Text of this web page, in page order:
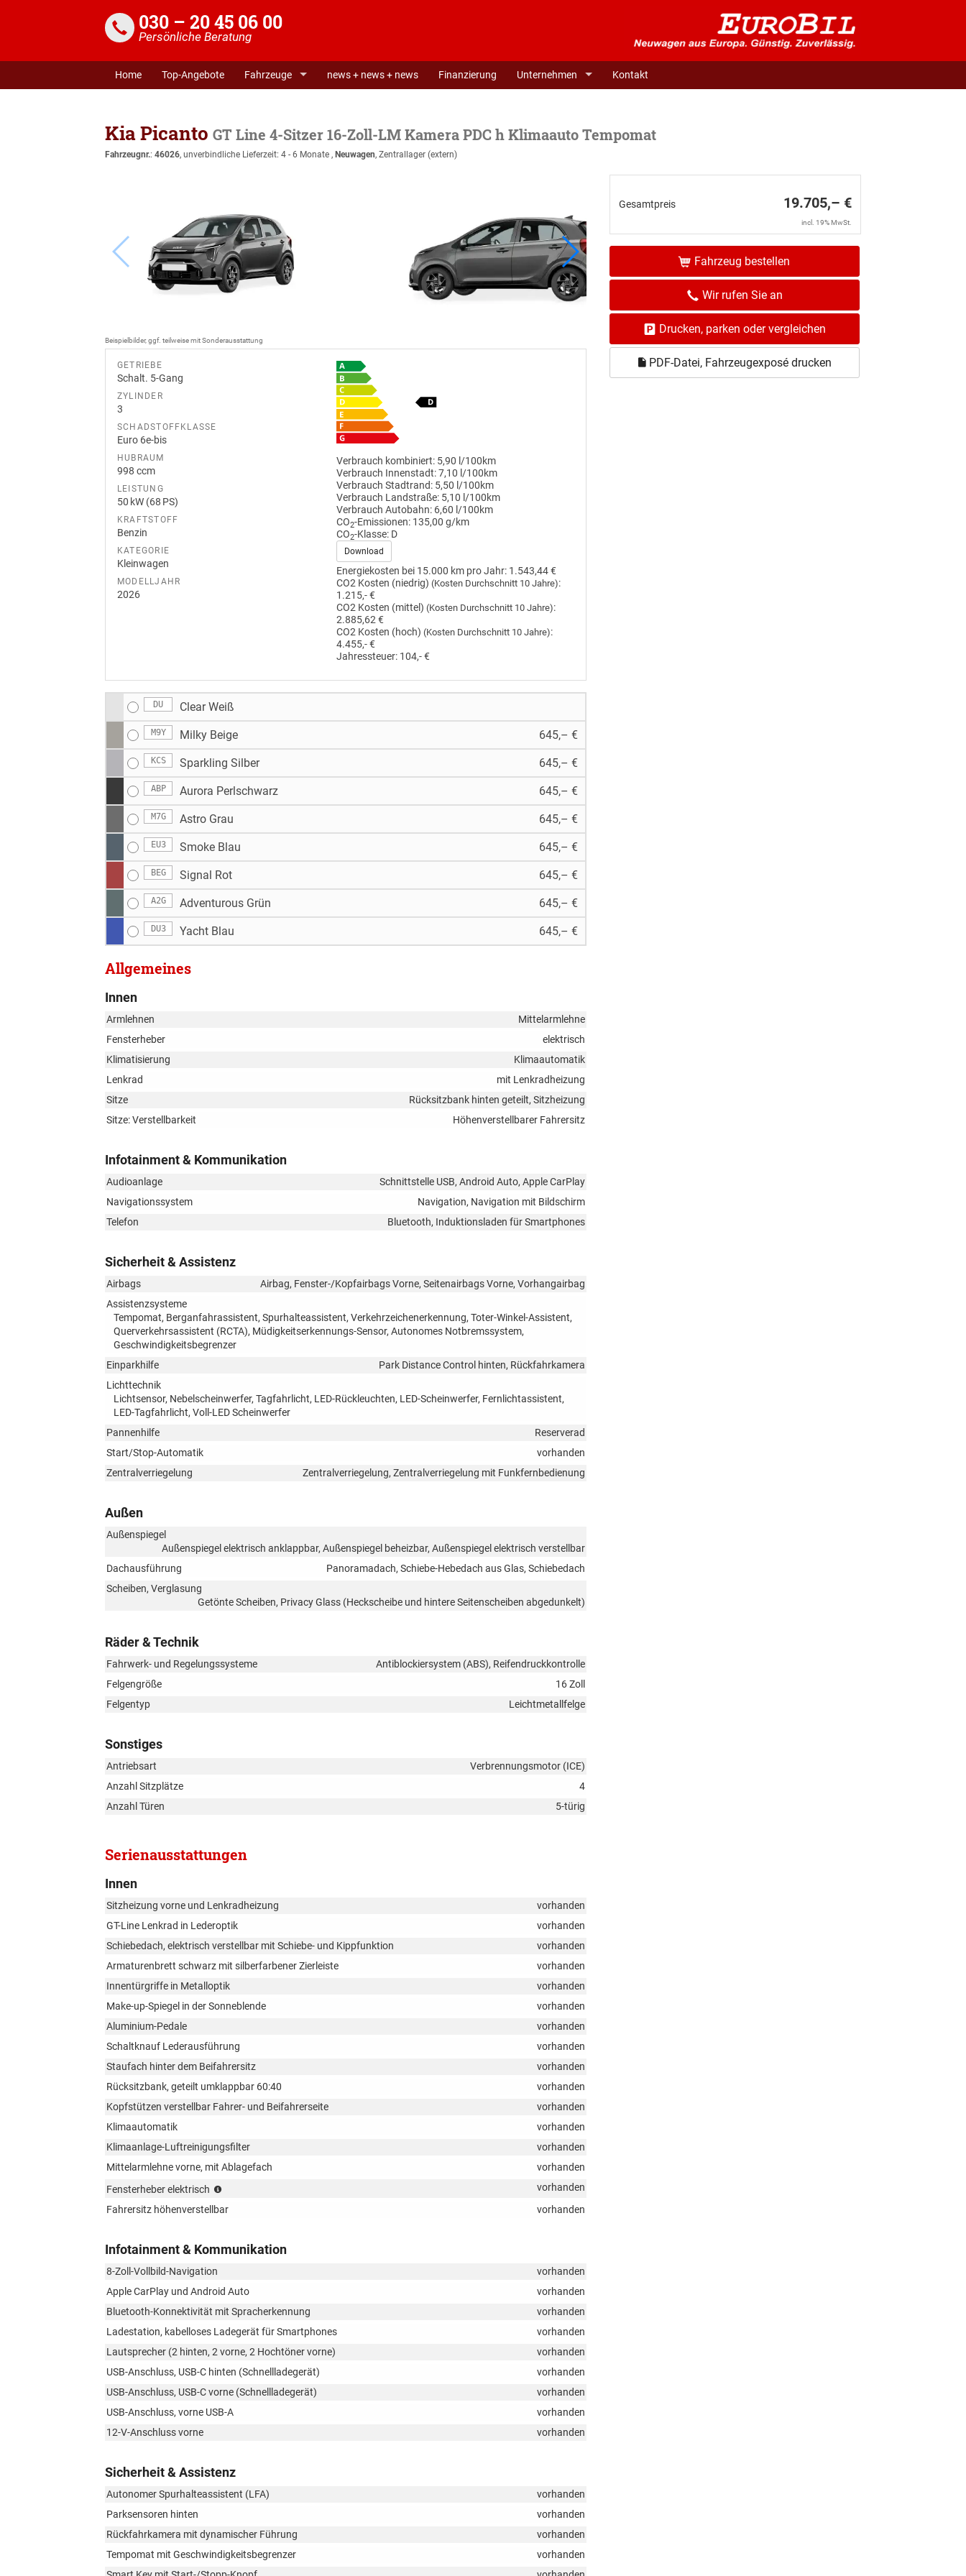
030 – 20 45 06 00
Persönliche Beratung
Home Top-Angebote Fahrzeuge news + news + news Finanzierung Unternehmen Kontakt
Kia Picanto GT Line 4-Sitzer 16-Zoll-LM Kamera PDC h Klimaauto Tempomat
Fahrzeugnr.: 46026, unverbindliche Lieferzeit: 4 - 6 Monate , Neuwagen, Zentrallager (extern)
Gesamtpreis 19.705,– €
incl. 19% MwSt.
Fahrzeug bestellen
Wir rufen Sie an
Drucken, parken oder vergleichen
PDF-Datei, Fahrzeugexposé drucken
Beispielbilder, ggf. teilweise mit Sonderausstattung
GETRIEBE
Schalt. 5-Gang
ZYLINDER
3
SCHADSTOFFKLASSE
Euro 6e-bis
HUBRAUM
998 ccm
LEISTUNG
50 kW (68 PS)
KRAFTSTOFF
Benzin
KATEGORIE
Kleinwagen
MODELLJAHR
2026
Verbrauch kombiniert: 5,90 l/100km
Verbrauch Innenstadt:7,10 l/100km
Verbrauch Stadtrand: 5,50 l/100km
Verbrauch Landstraße: 5,10 l/100km
Verbrauch Autobahn: 6,60 l/100km
CO2-Emissionen: 135,00 g/km
CO2-Klasse: D
Download
Energiekosten bei 15.000 km pro Jahr: 1.543,44 €
CO2 Kosten (niedrig)(Kosten Durchschnitt 10 Jahre):
1.215,- €
CO2 Kosten (mittel)(Kosten Durchschnitt 10 Jahre):
2.885,62 €
CO2 Kosten (hoch)(Kosten Durchschnitt 10 Jahre):
4.455,- €
Jahressteuer: 104,- €
DU Clear Weiß
M9Y Milky Beige 645,– €
KCS Sparkling Silber 645,– €
ABP Aurora Perlschwarz 645,– €
M7G Astro Grau 645,– €
EU3 Smoke Blau 645,– €
BEG Signal Rot 645,– €
A2G Adventurous Grün 645,– €
DU3 Yacht Blau 645,– €
Allgemeines
Innen
Armlehnen
Mittelarmlehne
Fensterheber
elektrisch
Klimatisierung
Klimaautomatik
Lenkrad
mit Lenkradheizung
Sitze
Rücksitzbank hinten geteilt, Sitzheizung
Sitze: Verstellbarkeit
Höhenverstellbarer Fahrersitz
Infotainment & Kommunikation
Audioanlage
Schnittstelle USB, Android Auto, Apple CarPlay
Navigationssystem
Navigation, Navigation mit Bildschirm
Telefon
Bluetooth, Induktionsladen für Smartphones
Sicherheit & Assistenz
Airbags
Airbag, Fenster-/Kopfairbags Vorne, Seitenairbags Vorne, Vorhangairbag
Assistenzsysteme
Tempomat, Berganfahrassistent, Spurhalteassistent, Verkehrzeichenerkennung, Toter-Winkel-Assistent,
Querverkehrsassistent (RCTA), Müdigkeitserkennungs-Sensor, Autonomes Notbremssystem,
Geschwindigkeitsbegrenzer
Einparkhilfe
Park Distance Control hinten, Rückfahrkamera
Lichttechnik
Lichtsensor, Nebelscheinwerfer, Tagfahrlicht, LED-Rückleuchten, LED-Scheinwerfer, Fernlichtassistent,
LED-Tagfahrlicht, Voll-LED Scheinwerfer
Pannenhilfe
Reserverad
Start/Stop-Automatik
vorhanden
Zentralverriegelung
Zentralverriegelung, Zentralverriegelung mit Funkfernbedienung
Außen
Außenspiegel
Außenspiegel elektrisch anklappbar, Außenspiegel beheizbar, Außenspiegel elektrisch verstellbar
Dachausführung
Panoramadach, Schiebe-Hebedach aus Glas, Schiebedach
Scheiben, Verglasung
Getönte Scheiben, Privacy Glass (Heckscheibe und hintere Seitenscheiben abgedunkelt)
Räder & Technik
Fahrwerk- und Regelungssysteme
Antiblockiersystem (ABS), Reifendruckkontrolle
Felgengröße
16 Zoll
Felgentyp
Leichtmetallfelge
Sonstiges
Antriebsart
Verbrennungsmotor (ICE)
Anzahl Sitzplätze
4
Anzahl Türen
5-türig
Serienausstattungen
Innen
Sitzheizung vorne und Lenkradheizung
vorhanden
GT-Line Lenkrad in Lederoptik
vorhanden
Schiebedach, elektrisch verstellbar mit Schiebe- und Kippfunktion
vorhanden
Armaturenbrett schwarz mit silberfarbener Zierleiste
vorhanden
Innentürgriffe in Metalloptik
vorhanden
Make-up-Spiegel in der Sonneblende
vorhanden
Aluminium-Pedale
vorhanden
Schaltknauf Lederausführung
vorhanden
Staufach hinter dem Beifahrersitz
vorhanden
Rücksitzbank, geteilt umklappbar 60:40
vorhanden
Kopfstützen verstellbar Fahrer- und Beifahrerseite
vorhanden
Klimaautomatik
vorhanden
Klimaanlage-Luftreinigungsfilter
vorhanden
Mittelarmlehne vorne, mit Ablagefach
vorhanden
Fensterheber elektrisch
für
Fahrerseite
vorhanden
Fahrersitz höhenverstellbar
vorhanden
Infotainment & Kommunikation
8-Zoll-Vollbild-Navigation
vorhanden
Apple CarPlay und Android Auto
vorhanden
Bluetooth-Konnektivität mit Spracherkennung
vorhanden
Ladestation, kabelloses Ladegerät für Smartphones
vorhanden
Lautsprecher (2 hinten, 2 vorne, 2 Hochtöner vorne)
vorhanden
USB-Anschluss, USB-C hinten (Schnellladegerät)
vorhanden
USB-Anschluss, USB-C vorne (Schnellladegerät)
vorhanden
USB-Anschluss, vorne USB-A
vorhanden
12-V-Anschluss vorne
vorhanden
Sicherheit & Assistenz
Autonomer Spurhalteassistent (LFA)
vorhanden
Parksensoren hinten
vorhanden
Rückfahrkamera mit dynamischer Führung
vorhanden
Tempomat mit Geschwindigkeitsbegrenzer
vorhanden